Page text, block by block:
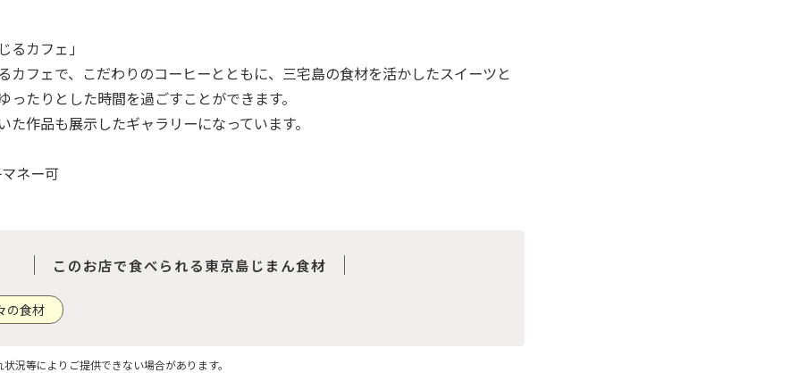
るカフェ」
カフェで、こだわりのコーヒーとともに、三宅島の食材を活かしたスイーツと
ったりとした時間を過ごすことができます。
た作品も展示したギャラリーになっています。
ネー可
このお店で食べられる東京島じまん食材
の食材
況等によりご提供できない場合があります。